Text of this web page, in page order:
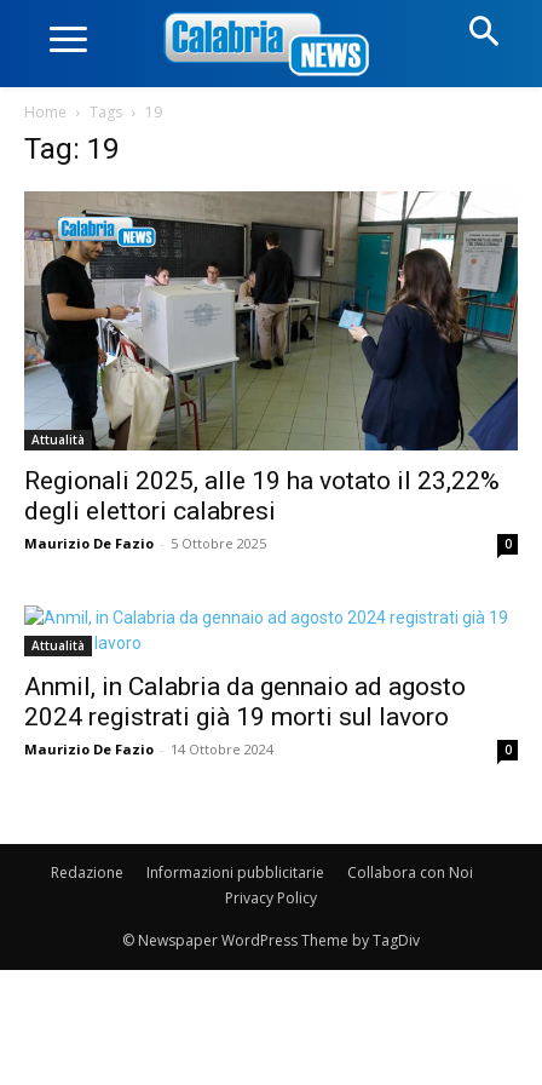
Home Tags 19
Tag: 19
Attualità
Regionali 2025, alle 19 ha votato il 23,22%
degli elettori calabresi
Maurizio De Fazio - 5 Ottobre 2025 0
Attualità
Anmil, in Calabria da gennaio ad agosto
2024 registrati già 19 morti sul lavoro
Maurizio De Fazio - 14 Ottobre 2024 0
Redazione Informazioni pubblicitarie
Collabora con Noi
Privacy Policy
© Newspaper WordPress Theme by TagDiv